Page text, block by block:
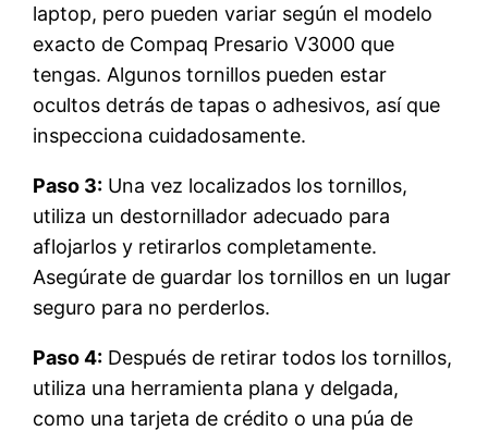
laptop, pero pueden variar según el modelo
exacto de Compaq Presario V3000 que
tengas. Algunos tornillos pueden estar
ocultos detrás de tapas o adhesivos, así que
inspecciona cuidadosamente.
Paso 3: Una vez localizados los tornillos,
utiliza un destornillador adecuado para
aflojarlos y retirarlos completamente.
Asegúrate de guardar los tornillos en un lugar
seguro para no perderlos.
Paso 4: Después de retirar todos los tornillos,
utiliza una herramienta plana y delgada,
como una tarjeta de crédito o una púa de